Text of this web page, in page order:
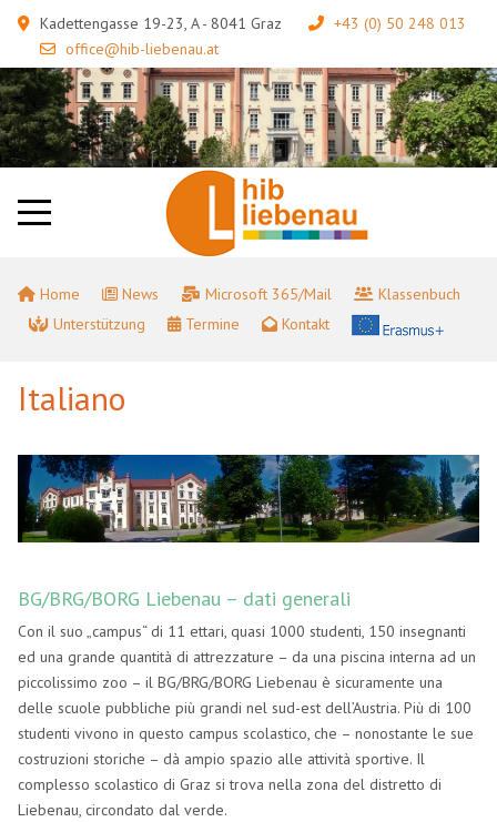
Kadettengasse 19-23, A - 8041 Graz
+43 (0) 50 248 013
office@hib-liebenau.at
Home News Microsoft 365/Mail
Klassenbuch
Unterstützung
Termine Kontakt
Italiano
BG/BRG/BORG Liebenau – dati generali
Con il suo „campus“ di 11 ettari, quasi 1000 studenti, 150 insegnanti
ed una grande quantità di attrezzature – da una piscina interna ad un
piccolissimo zoo – il BG/BRG/BORG Liebenau è sicuramente una
delle scuole pubbliche più grandi nel sud-est dell’Austria. Più di 100
studenti vivono in questo campus scolastico, che – nonostante le sue
costruzioni storiche – dà ampio spazio alle attività sportive. Il
complesso scolastico di Graz si trova nella zona del distretto di
Liebenau, circondato dal verde.